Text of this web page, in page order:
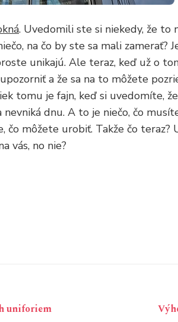
. Uvedomili ste si niekedy, že to
na čo by ste sa mali zamerať?
unikajú. Ale teraz, keď už o
a že sa na to môžete
tomu je fajn, keď si uvedomíte,
dnu. A to je niečo, čo
čo môžete urobiť. Takže čo teraz?
vás, no nie?
uniforiem